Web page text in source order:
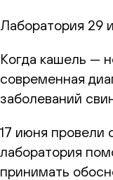
Лаборатория 29
Когда кашель —
современная
заболеваний
17 июня провели
лаборатория
принимать